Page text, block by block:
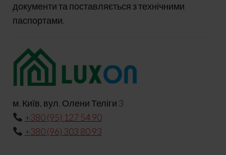
документи та поставляється з технічними
паспортами.
м. Київ, вул. Олени Теліги 3
+380 (95) 127 54 90
+380 (96) 303 80 93